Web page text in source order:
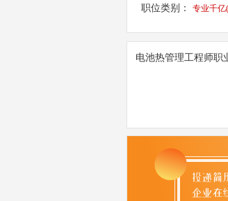
职位类别： 专业千
电池热管理工程师职